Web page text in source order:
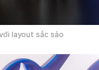
layout sắc sảo